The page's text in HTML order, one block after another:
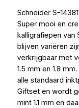
Schneider S-
Super mooi en
kalligrafiepen van
blijven variëren
verkrijgbaar met
1.5 mm en 1.8
alle standaard
Giftset en wordt
mint 1.1 mm en